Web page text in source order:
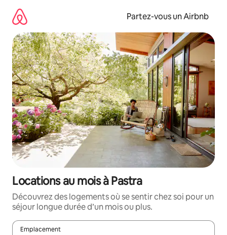
directement
contenu
Partez-vous un Airbnb
Locations au mois à Pastra
Découvrez des logements où se sentir chez soi pour un
séjour longue durée d’un mois ou plus.
Emplacement